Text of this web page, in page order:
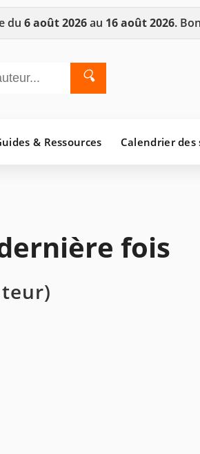
du 6 août 2026au 16 août 2026.
🔍
& Ressources Calendrier des
fois